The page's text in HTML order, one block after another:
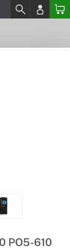
PO5-610